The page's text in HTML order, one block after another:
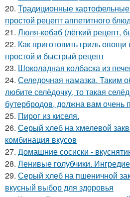
20. Традиционные
простой рецепт аппетитного
21. Люля-кебаб (лёгкий рецепт,
22. Как приготовить гриль
простой и быстрый рецепт
23. Шоколадная колбаска из
24. Селедочная намазка. Таким
любите селёдочку, то такая
бутербродов, должна вам очень
25. Пирог из киселя.
26. Серый хлеб на хмелевой
комбинация вкусов
27. Домашние сосиски -
28. Ленивые голубчики.
29. Серый хлеб на пшеничной
вкусный выбор для здоровья